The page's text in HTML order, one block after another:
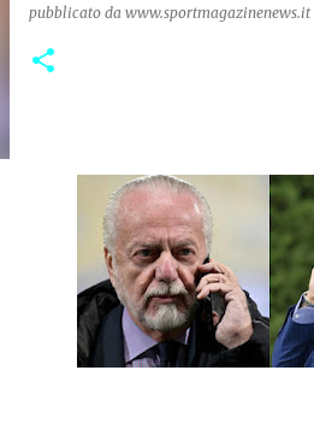
pubblicato da www.sportmagazinenews.it